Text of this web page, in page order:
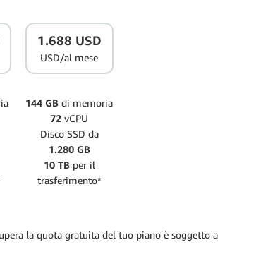
1.688 USD
USD/al mese
144 GB di memoria
72vCPU
Disco SSD da
1.280 GB
10 TBper il
trasferimento*
la quota gratuita del tuo piano è soggetto a